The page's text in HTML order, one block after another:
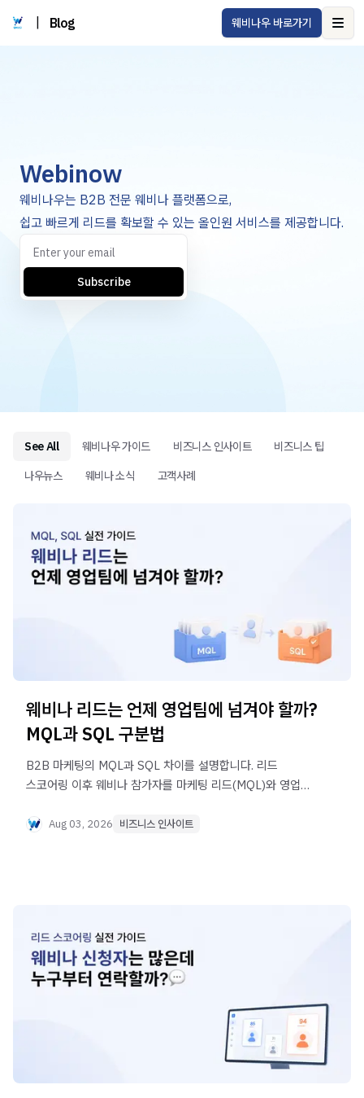
Blog 웨비나우 바로가기
Webinow
웨비나우는 B2B 전문 웨비나 플랫폼으로,
쉽고 빠르게 리드를 확보할 수 있는 올인원 서비스를 제공합니다.
Subscribe
See All 웨비나우 가이드 비즈니스 인사이트
비즈니스 팁
나우뉴스
웨비나 소식 고객사례
웨비나 리드는 언제 영업팀에 넘겨야 할까?
MQL과 SQL 구분법
B2B 마케팅의 MQL과 SQL 차이를 설명합니다. 리드
스코어링 이후 웨비나 참가자를 마케팅 리드(MQL)와 영업
소개합니다.
Aug 03, 2026 비즈니스 인사이트